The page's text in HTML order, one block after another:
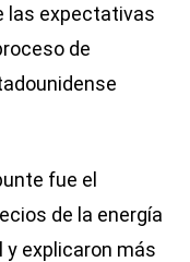
las expectativas
de
fue el
de la energía
y explicaron más